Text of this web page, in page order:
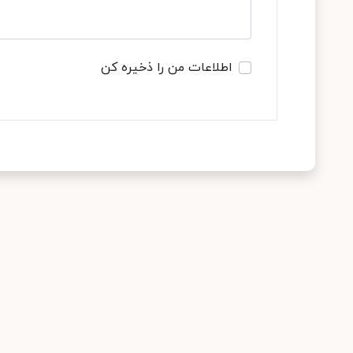
اطلاعات من را ذخیره کن